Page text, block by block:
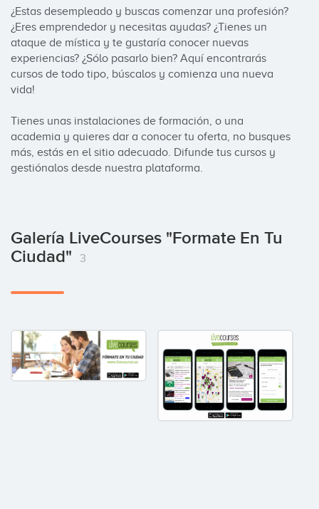
¿Estas desempleado y buscas comenzar una profesión?
¿Eres emprendedor y necesitas ayudas? ¿Tienes un
ataque de mística y te gustaría conocer nuevas
experiencias? ¿Sólo pasarlo bien? Aquí encontrarás
cursos de todo tipo, búscalos y comienza una nueva
vida!
Tienes unas instalaciones de formación, o una
academia y quieres dar a conocer tu oferta, no busques
más, estás en el sitio adecuado. Difunde tus cursos y
gestiónalos desde nuestra plataforma.
Galería LiveCourses "Formate En Tu
Ciudad"
3